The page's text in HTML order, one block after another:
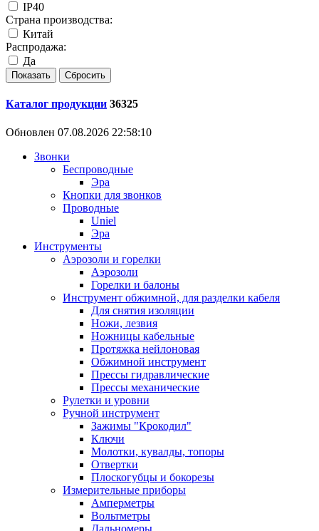
IP40
Страна производства:
Китай
Распродажа:
Да
Каталог продукции 36325
Обновлен 07.08.2026 22:58:10
Звонки
Беспроводные
Эра
Кнопки для звонков
Проводные
Uniel
Эра
Инструменты
Аэрозоли и горелки
Аэрозоли
Горелки и балоны
Инструмент обжимной, для разделки кабеля
Для снятия изоляции
Ножи, лезвия
Ножницы кабельные
Протяжка нейлоновая
Обжимной инструмент
Прессы гидравлические
Прессы механические
Рулетки и уровни
Ручной инструмент
Зажимы "Крокодил"
Ключи
Молотки, кувалды, топоры
Отвертки
Плоскогубцы и бокорезы
Измерительные приборы
Амперметры
Вольтметры
Дальномеры